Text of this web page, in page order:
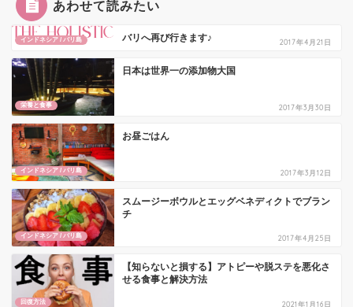
あわせて読みたい
インドネシア / バリ島 バリへ再び行きます♪ 2017年4月21日
栄養と食事
日本は世界一の添加物大国
2017年3月30日
インドネシア / バリ島
お昼ごはん
2017年3月12日
インドネシア / バリ島
スムージーボウルとエッグベネディクトでブラン
チ
2017年4月25日
回復方法
【知らないと損する】アトピーや脱ステを悪化さ
せる食事と解決方法
2021年1月16日